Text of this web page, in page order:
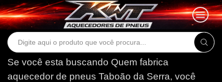
Search
Se você esta buscando Quem fabrica
aquecedor de pneus Taboão da Serra, você